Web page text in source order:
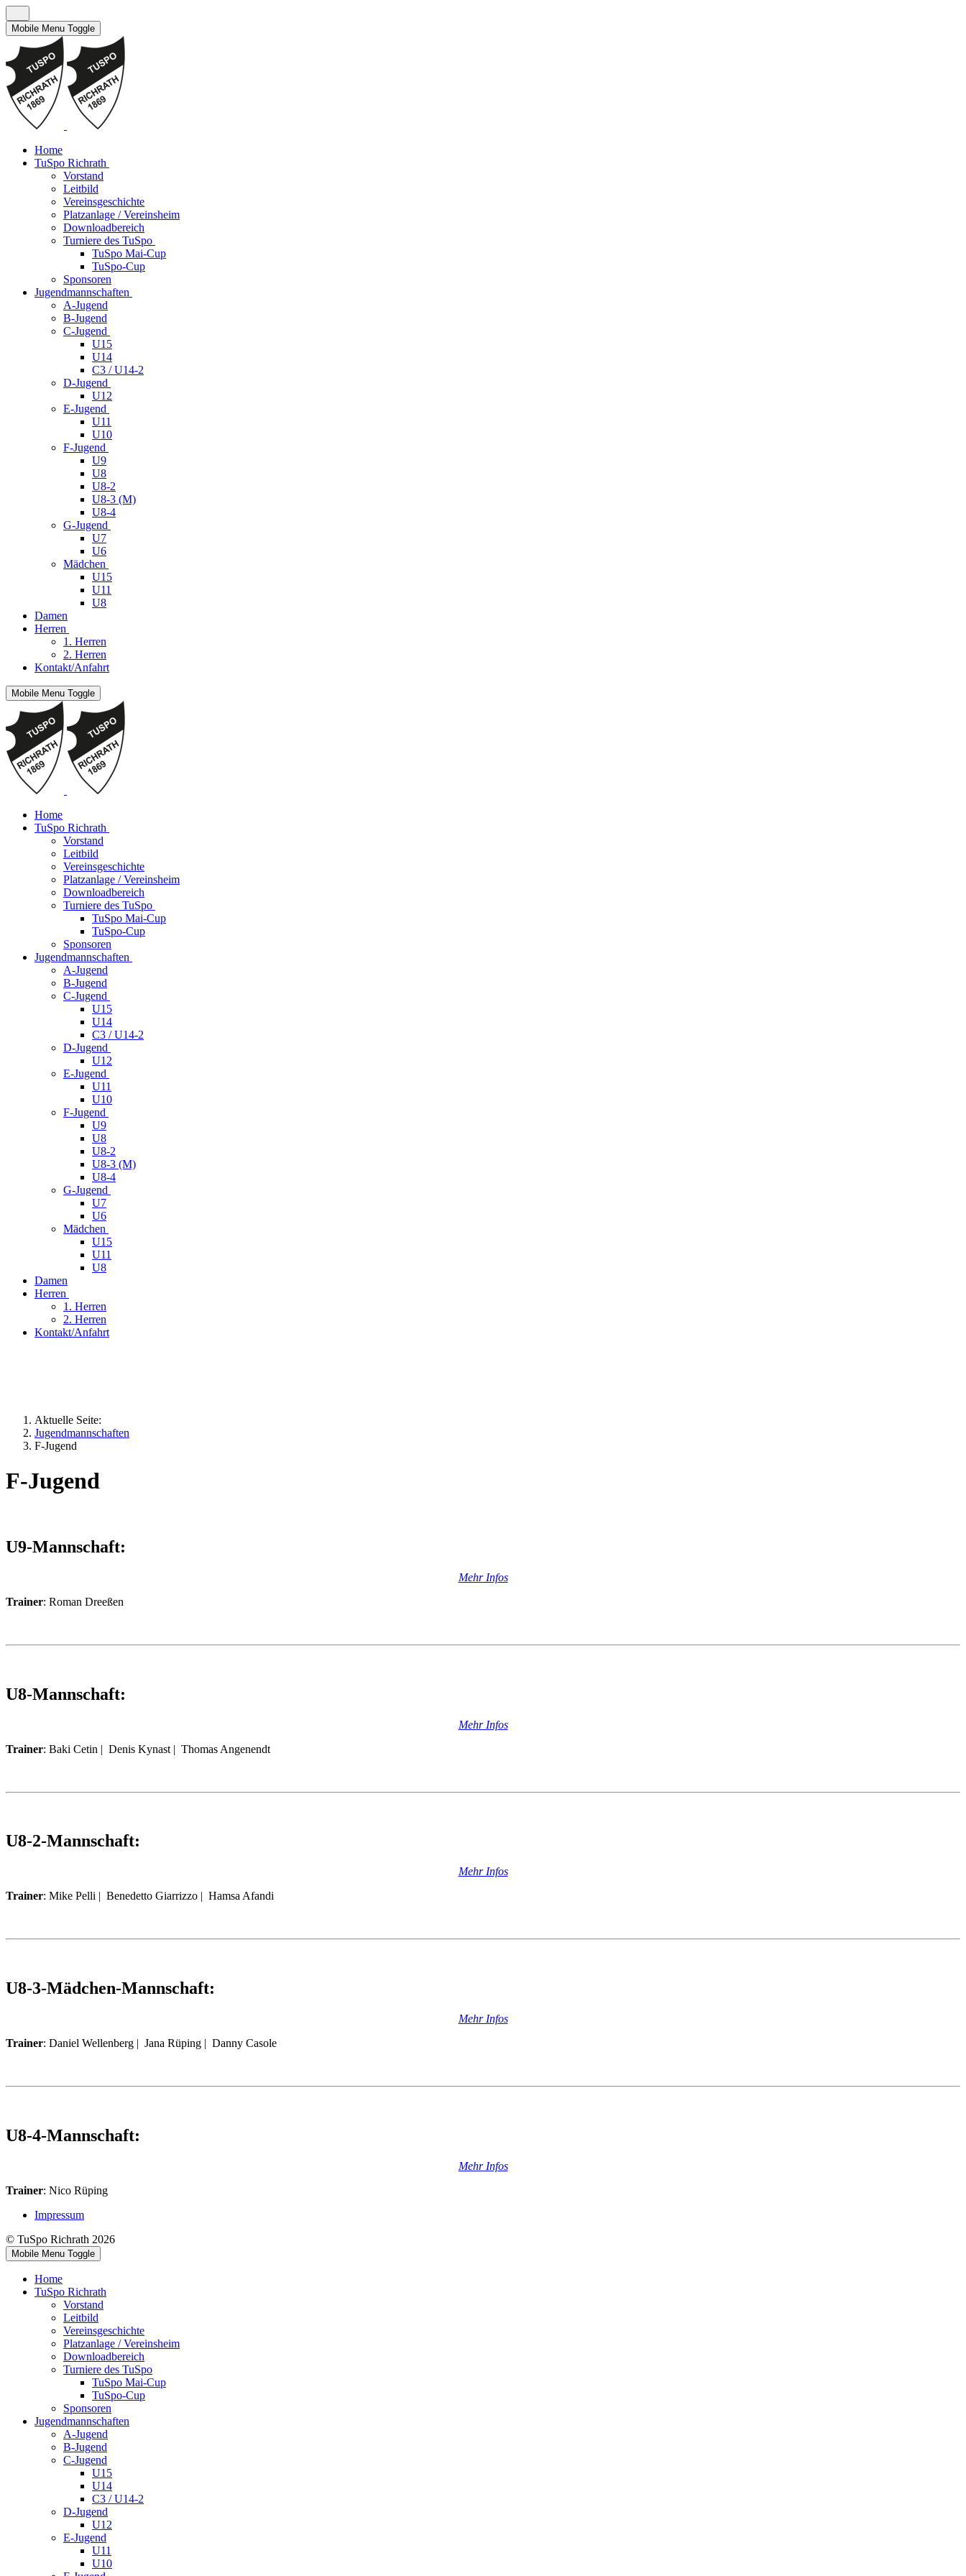
Mobile Menu Toggle
Home
TuSpo Richrath
Vorstand
Leitbild
Vereinsgeschichte
Platzanlage / Vereinsheim
Downloadbereich
Turniere des TuSpo
TuSpo Mai-Cup
TuSpo-Cup
Sponsoren
Jugendmannschaften
A-Jugend
B-Jugend
C-Jugend
U15
U14
C3 / U14-2
D-Jugend
U12
E-Jugend
U11
U10
F-Jugend
U9
U8
U8-2
U8-3 (M)
U8-4
G-Jugend
U7
U6
Mädchen
U15
U11
U8
Damen
Herren
1. Herren
2. Herren
Kontakt/Anfahrt
Mobile Menu Toggle
Home
TuSpo Richrath
Vorstand
Leitbild
Vereinsgeschichte
Platzanlage / Vereinsheim
Downloadbereich
Turniere des TuSpo
TuSpo Mai-Cup
TuSpo-Cup
Sponsoren
Jugendmannschaften
A-Jugend
B-Jugend
C-Jugend
U15
U14
C3 / U14-2
D-Jugend
U12
E-Jugend
U11
U10
F-Jugend
U9
U8
U8-2
U8-3 (M)
U8-4
G-Jugend
U7
U6
Mädchen
U15
U11
U8
Damen
Herren
1. Herren
2. Herren
Kontakt/Anfahrt
Aktuelle Seite:
Jugendmannschaften
F-Jugend
F-Jugend
U9-Mannschaft:
Mehr Infos
Trainer: Roman Dreeßen
U8-Mannschaft:
Mehr Infos
Trainer: Baki Cetin | Denis Kynast | Thomas Angenendt
U8-2-Mannschaft:
Mehr Infos
Trainer: Mike Pelli | Benedetto Giarrizzo | Hamsa Afandi
U8-3-Mädchen-Mannschaft:
Mehr Infos
Trainer: Daniel Wellenberg | Jana Rüping | Danny Casole
U8-4-Mannschaft:
Mehr Infos
Trainer: Nico Rüping
Impressum
© TuSpo Richrath 2026
Mobile Menu Toggle
Home
TuSpo Richrath
Vorstand
Leitbild
Vereinsgeschichte
Platzanlage / Vereinsheim
Downloadbereich
Turniere des TuSpo
TuSpo Mai-Cup
TuSpo-Cup
Sponsoren
Jugendmannschaften
A-Jugend
B-Jugend
C-Jugend
U15
U14
C3 / U14-2
D-Jugend
U12
E-Jugend
U11
U10